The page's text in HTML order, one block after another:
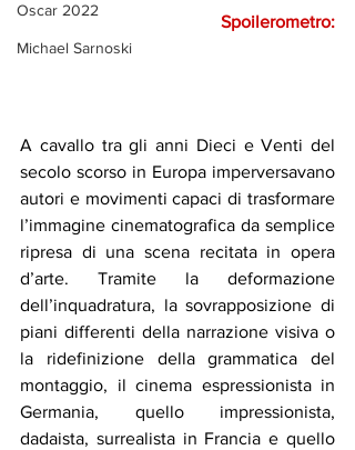
Oscar 2022
Michael Sarnoski
Spoilerometro:
A cavallo tra gli anni Dieci e Venti del
secolo scorso in Europa imperversavano
autori e movimenti capaci di trasformare
l’immagine cinematografica da semplice
ripresa di una scena recitata in opera
d’arte. Tramite la deformazione
dell’inquadratura, la sovrapposizione di
piani differenti della narrazione visiva o
la ridefinizione della grammatica del
montaggio, il cinema espressionista in
Germania, quello impressionista,
dadaista, surrealista in Francia e quello